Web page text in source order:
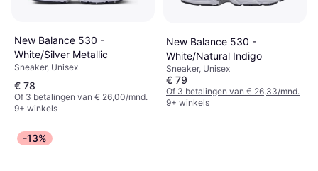
New Balance 530 -
White/Silver Metallic
Sneaker, Unisex
€ 78
Of 3 betalingen van € 26,00/mnd.
9+ winkels
New Balance 530 -
White/Natural Indigo
Sneaker, Unisex
€ 79
Of 3 betalingen van € 26,33/mnd.
9+ winkels
-13%